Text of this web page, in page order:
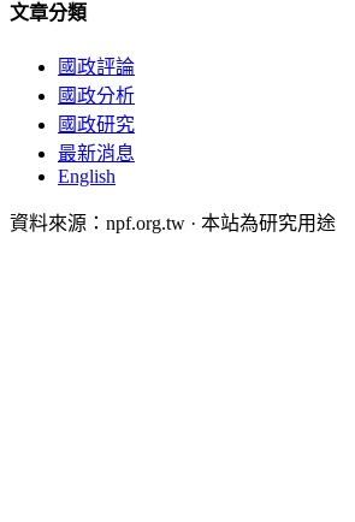
文章分類
國政評論
國政分析
國政研究
最新消息
English
資料來源：npf.org.tw · 本站為研究用途